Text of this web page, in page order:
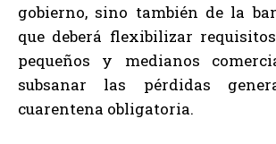
gobierno, sino también de la
que deberá flexibilizar
pequeños y medianos
subsanar las pérdidas
cuarentena obligatoria.